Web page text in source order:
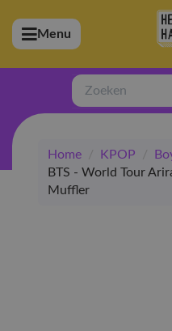
(Artiesten)
(Merchandise)
(Exclusive)
(Winkel)
Menu
Zoeken
Home / KPOP /
BTS - World Tour
Muffler